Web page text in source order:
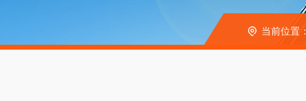
当前位置：